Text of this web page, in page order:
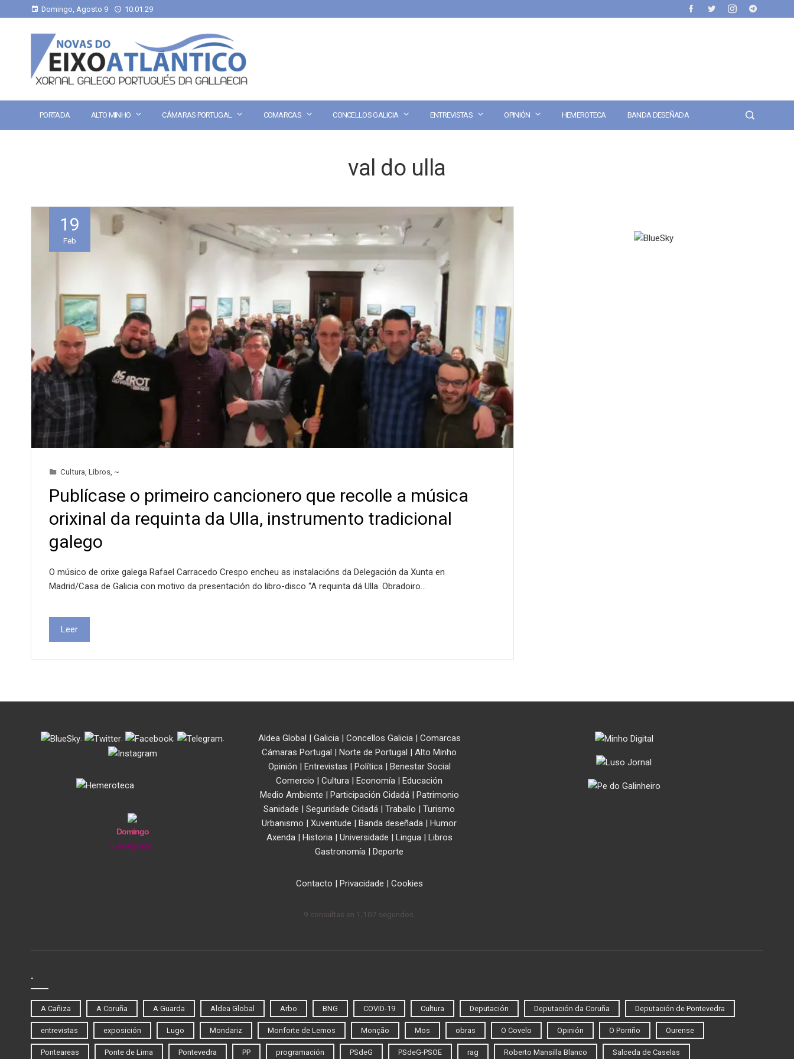
Domingo, Agosto 9 10:01:29
PORTADA ALTO MINHO CÁMARAS PORTUGAL COMARCAS CONCELLOS GALICIA ENTREVISTAS OPINIÓN HEMEROTECA BANDA DESEÑADA
val do ulla
19
Feb
Cultura Libros ~
Publícase o primeiro cancionero que recolle a música
orixinal da requinta da Ulla, instrumento tradicional
galego
O músico de orixe galega Rafael Carracedo Crespo encheu as instalacións da Delegación da Xunta en
Madrid/Casa de Galicia con motivo da presentación do libro-disco “A requinta dá Ulla. Obradoiro…
Leer
. . . .
Domingo
9 de Agosto
Aldea Global | Galicia| Concellos Galicia| Comarcas
Cámaras Portugal | Norte de Portugal | Alto Minho
Opinión | Entrevistas | Política| Benestar Social
Comercio | Cultura | Economía | Educación
Medio Ambiente | Participación Cidadá| Patrimonio
Sanidade | Seguridade Cidadá | Traballo | Turismo
Urbanismo | Xuventude | Banda deseñada | Humor
Axenda| Historia| Universidade | Lingua| Libros
Gastronomía | Deporte
Contacto | Privacidade | Cookies
9 consultas en 1,107 segundos.
.
A Cañiza A Coruña A Guarda Aldea Global Arbo BNG COVID-19 Cultura Deputación Deputación da Coruña Deputación de Pontevedra
entrevistas exposición Lugo Mondariz Monforte de Lemos Monção Mos obras O Covelo Opinión O Porriño Ourense
Ponteareas Ponte de Lima Pontevedra PP programación PSdeG PSdeG-PSOE rag Roberto Mansilla Blanco Salceda de Caselas